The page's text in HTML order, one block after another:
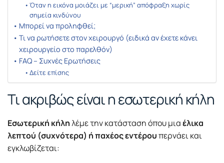
Όταν η εικόνα μοιάζει με “μερική” απόφραξη χωρίς
σημεία κινδύνου
Μπορεί να προληφθεί;
Τι να ρωτήσετε στον χειρουργό (ειδικά αν έχετε κάνει
χειρουργείο στο παρελθόν)
FAQ – Συχνές Ερωτήσεις
Δείτε επίσης
Τι ακριβώς είναι η εσωτερική κήλη
Εσωτερική κήληλέμε την κατάσταση όπου μιαέλικα
λεπτού (συχνότερα) ή παχέος εντέρουπερνάει και
εγκλωβίζεται: